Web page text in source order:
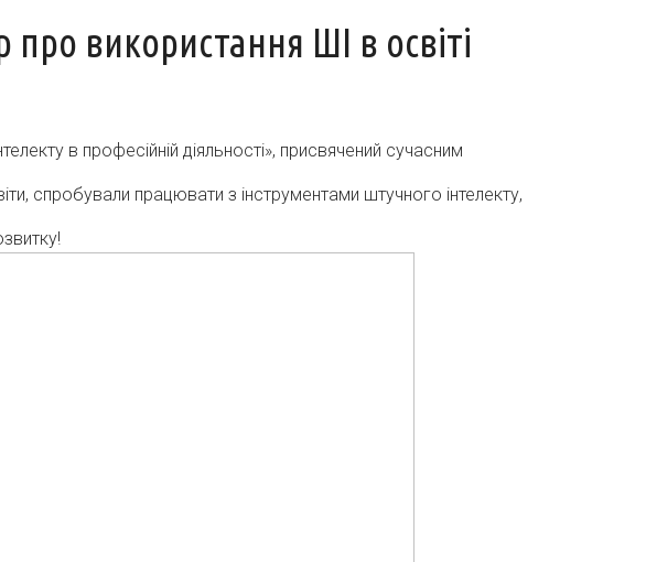
використання ШІ в освіті
в професійній діяльності», присвячений сучасним
спробували працювати з інструментами штучного інтелекту,